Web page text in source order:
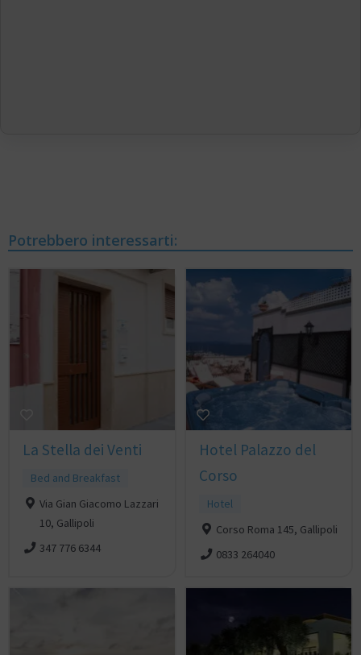
Potrebbero interessarti:
La Stella dei Venti
Bed and Breakfast
Via Gian Giacomo Lazzari
10, Gallipoli
347 776 6344
Hotel Palazzo del
Corso
Hotel
Corso Roma 145, Gallipoli
0833 264040